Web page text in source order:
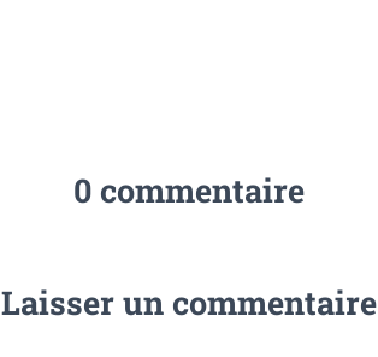
0 commentaire
Laisser un commentaire